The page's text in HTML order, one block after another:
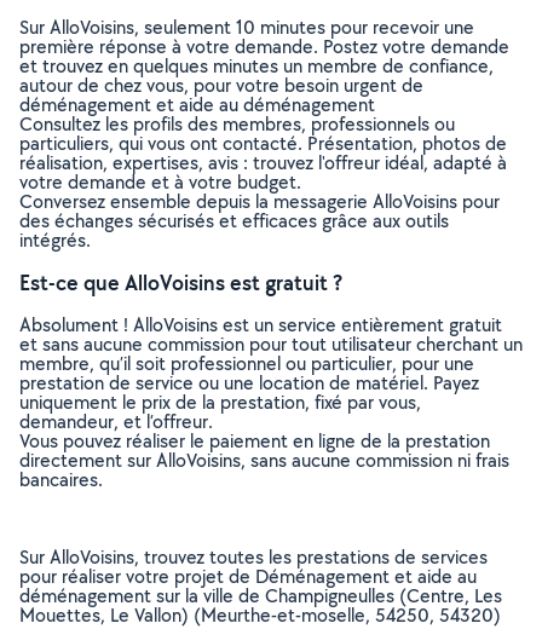
Sur AlloVoisins, seulement 10 minutes pour recevoir une
première réponse à votre demande. Postez votre demande
et trouvez en quelques minutes un membre de confiance,
autour de chez vous, pour votre besoin urgent de
déménagement et aide au déménagement
Consultez les profils des membres, professionnels ou
particuliers, qui vous ont contacté. Présentation, photos de
réalisation, expertises, avis : trouvez l'offreur idéal, adapté à
votre demande et à votre budget.
Conversez ensemble depuis la messagerie AlloVoisins pour
des échanges sécurisés et efficaces grâce aux outils
intégrés.
Est-ce que AlloVoisins est gratuit ?
Absolument ! AlloVoisins est un service entièrement gratuit
et sans aucune commission pour tout utilisateur cherchant un
membre, qu’il soit professionnel ou particulier, pour une
prestation de service ou une location de matériel. Payez
uniquement le prix de la prestation, fixé par vous,
demandeur, et l’offreur.
Vous pouvez réaliser le paiement en ligne de la prestation
directement sur AlloVoisins, sans aucune commission ni frais
bancaires.
Sur AlloVoisins, trouvez toutes les prestations de services
pour réaliser votre projet de Déménagement et aide au
déménagement sur la ville de Champigneulles (Centre, Les
Mouettes, Le Vallon) (Meurthe-et-moselle, 54250, 54320)